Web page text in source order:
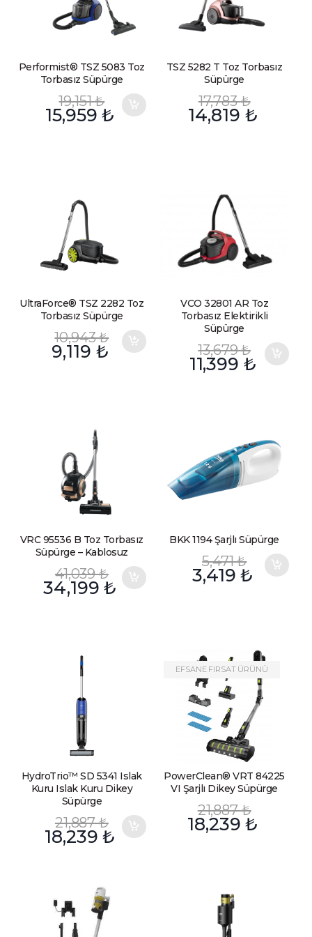
Performist® TSZ 5083 Toz
Torbasız Süpürge
19,151₺
15,959₺
TSZ 5282 T Toz Torbasız
Süpürge
17,783₺
14,819 ₺
UltraForce® TSZ 2282 Toz
Torbasız Süpürge
10,943₺
9,119 ₺
VCO 32801 AR Toz
Torbasız Elektirikli
Süpürge
13,679₺
11,399 ₺
VRC 95536 B Toz Torbasız
Süpürge – Kablosuz
41,039₺
34,199₺
BKK 1194 Şarjlı Süpürge
5,471₺
3,419₺
EFSANE FIRSAT ÜRÜNÜ
HydroTrio™ SD 5341 Islak
Kuru Islak Kuru Dikey
Süpürge
21,887₺
18,239₺
PowerClean® VRT 84225
VI Şarjlı Dikey Süpürge
21,887₺
18,239₺